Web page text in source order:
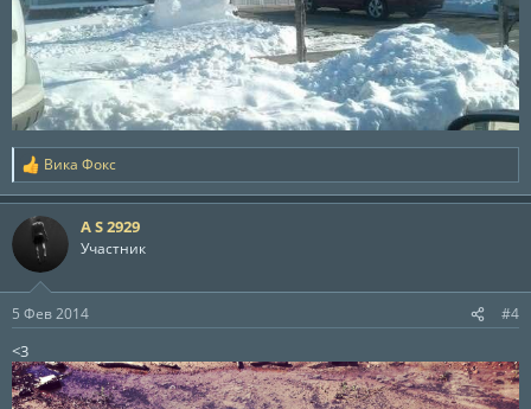
Р
е
а
к
и
Вика Фокс
A S 2929
Участник
5 Фев 2014 #4
<3